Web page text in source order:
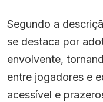
Segundo a
se destaca por
envolvente,
entre jogadores e
acessível e